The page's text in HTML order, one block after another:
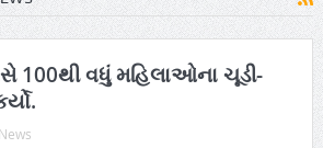
100થી વધું મહિલાઓના ચૂડી-
News